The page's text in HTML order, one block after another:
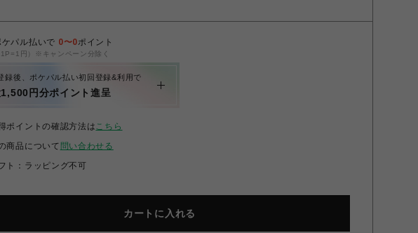
ケパル払いで 0〜0ポイント
1P=1円）※キャンペーン分除く
録後、ポケパル払い初回登録&利用で
円分ポイント進呈
ポイントの確認方法はこちら
商品について 問い合わせる
ト：ラッピング不可
カートに入れる